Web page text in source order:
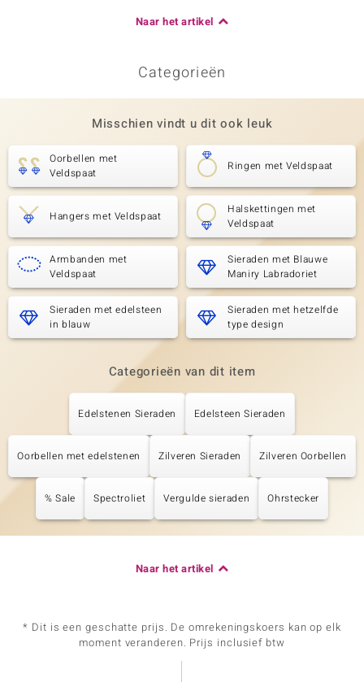
Naar het artikel
Categorieën
Misschien vindt u dit ook leuk
Oorbellen met
Veldspaat
Ringen met Veldspaat
Hangers met Veldspaat
Halskettingen met
Veldspaat
Armbanden met
Veldspaat
Sieraden met Blauwe
Maniry Labradoriet
Sieraden met edelsteen
in blauw
Sieraden met hetzelfde
type design
Categorieën van dit item
Edelstenen Sieraden Edelsteen Sieraden
Oorbellen met edelstenen Zilveren Sieraden Zilveren Oorbellen
% Sale Spectroliet Vergulde sieraden Ohrstecker
Naar het artikel
* Dit is een geschatte prijs. De omrekeningskoers kan op elk
moment veranderen. Prijs inclusief btw